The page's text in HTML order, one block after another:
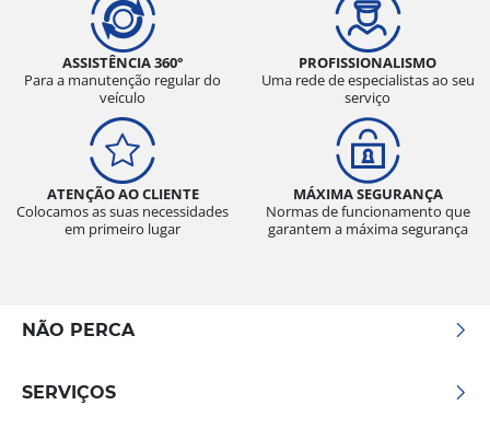
ASSISTÊNCIA 360°
Para a manutenção regular do
veículo
PROFISSIONALISMO
Uma rede de especialistas ao seu
serviço
ATENÇÃO AO CLIENTE
Colocamos as suas necessidades
em primeiro lugar
MÁXIMA SEGURANÇA
Normas de funcionamento que
garantem a máxima segurança
NÃO PERCA
SERVIÇOS